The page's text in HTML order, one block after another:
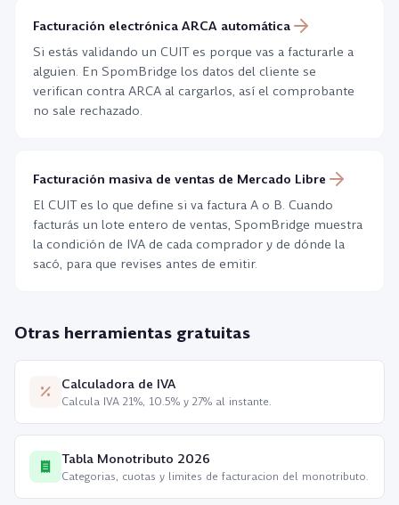
extranjeros sin residencia que realizan una operacion
puntual, o menores titulares de cuentas bancarias).
Tiene el mismo formato de 11 digitos pero cumple
una funcion distinta al CUIT.
Facturación electrónica ARCA automática
Si estás validando un CUIT es porque vas a facturarle a
alguien. En SpomBridge los datos del cliente se
verifican contra ARCA al cargarlos, así el comprobante
no sale rechazado.
Facturación masiva de ventas de Mercado Libre
El CUIT es lo que define si va factura A o B. Cuando
facturás un lote entero de ventas, SpomBridge muestra
la condición de IVA de cada comprador y de dónde la
sacó, para que revises antes de emitir.
Otras herramientas gratuitas
Calculadora de IVA
Calcula IVA 21%, 10.5% y 27% al instante.
Tabla Monotributo 2026
Categorias, cuotas y limites de facturacion del monotributo.